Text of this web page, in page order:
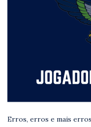
Erros, erros e mais